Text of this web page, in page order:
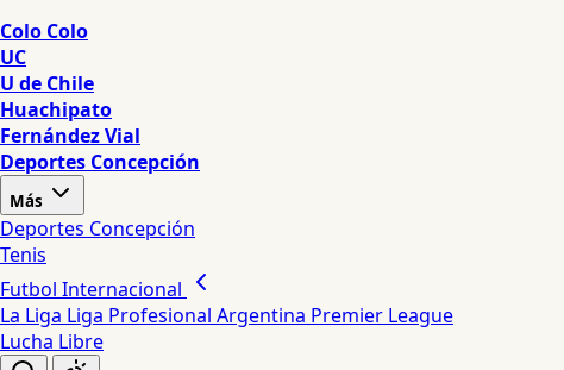
Colo Colo
UC
U de Chile
Huachipato
Fernández Vial
Deportes Concepción
Más
Deportes Concepción
Tenis
Futbol Internacional
La Liga Liga Profesional Argentina Premier League
Lucha Libre